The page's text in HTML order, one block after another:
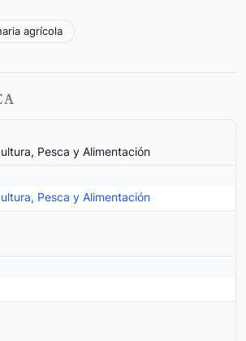
agrícola
Pesca y Alimentación
Pesca y Alimentación